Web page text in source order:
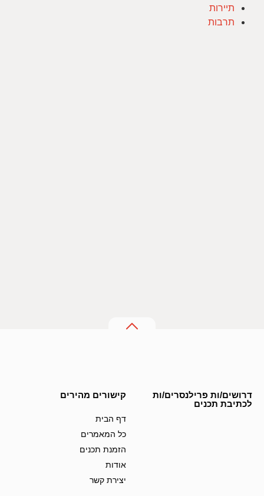
תיירות
תרבות
דרושים/ות פרילנסרים/ות
לכתיבת תכנים
קישורים מהירים
דף הבית
כל המאמרים
הזמנת תכנים
אודות
יצירת קשר